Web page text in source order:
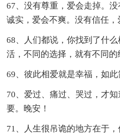
67、没有尊重，爱会走掉。
诚实，爱会不爽。没有信任，
68、人们都说，你找到了什
活，不同的选择，就有不同的
69、彼此相爱就是幸福，如此
70、爱过、痛过、哭过，才
要。晚安！
71、人生很吊诡的地方在于